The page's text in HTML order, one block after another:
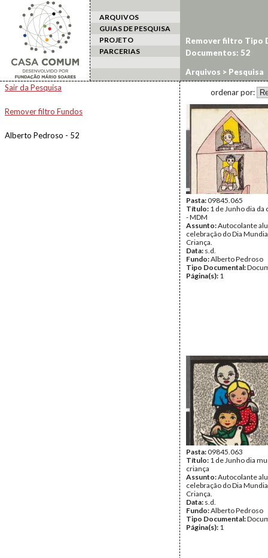
ARQUIVOS
GUIAS DE PESQUISA
PROJETO
PARCERIAS
Arquivos > Pesquisa
Sair da Pesquisa
Remover filtro Fundos
Alberto Pedroso - 52
Remover filtro Tipo
Documentos: 52
ordenar por:
Pasta:09845.065
Título: 1 de Junho dia da
- MDM
Assunto:Autocolante
celebração do Dia
Criança.
Data: s.d.
Fundo:Alberto Pedroso
Tipo Documental:
Página(s): 1
Pasta:09845.063
Título: 1 de Junho dia
criança
Assunto:Autocolante
celebração do Dia
Criança.
Data: s.d.
Fundo:Alberto Pedroso
Tipo Documental:
Página(s): 1